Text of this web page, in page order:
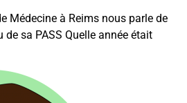
Médecine à Reims nous parle de
sa PASS Quelle année était